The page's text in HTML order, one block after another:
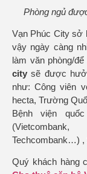
Phòng ngủ
Vạn Phúc City sở
vậy ngày càng
làm văn phòng/
city sẽ được
như: Công viên
hecta, Trường
Bệnh viện
Techcombank…) ,
Quý khách hàng